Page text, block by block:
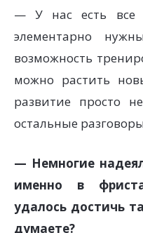
— У нас есть все
элементарно
возможность
можно растить
развитие просто
остальные
— Немногие
именно в
удалось достичь
думаете?